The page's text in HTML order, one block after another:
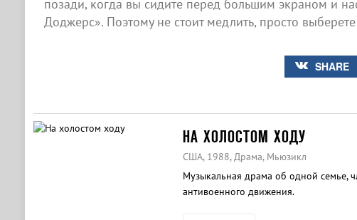
позади, когда вы сидите перед большим экраном и
Доджерс». Поэтому не стоит медлить, просто
SHARE
НА ХОЛОСТОМ ХОДУ
США, 1988, Драма, Мьюзикл
Музыкальная драма об одной семье,
антивоенного движения.